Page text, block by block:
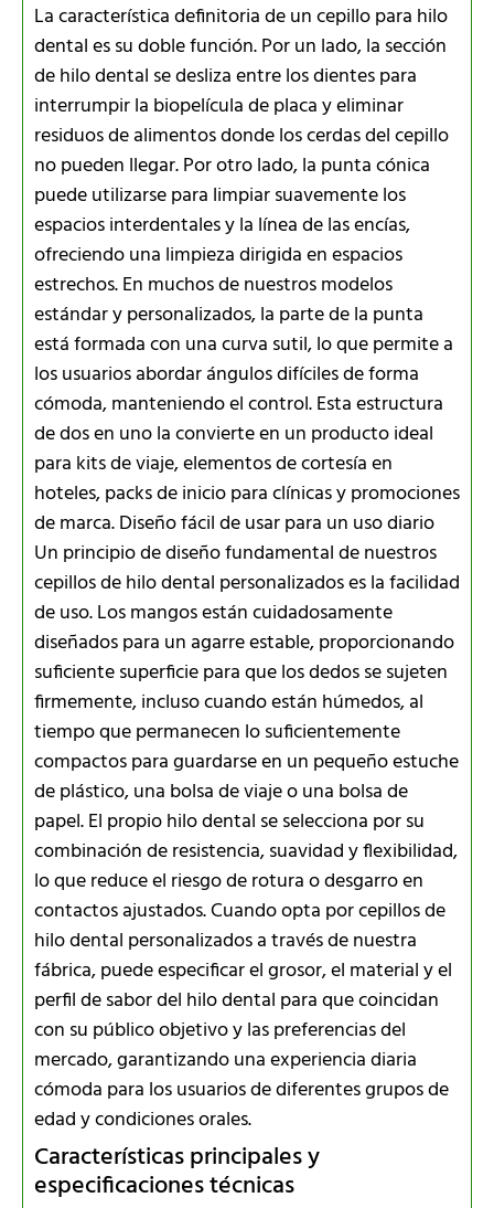
La característica definitoria de un cepillo para hilo
dental es su doble función. Por un lado, la sección
de hilo dental se desliza entre los dientes para
interrumpir la biopelícula de placa y eliminar
residuos de alimentos donde los cerdas del cepillo
no pueden llegar. Por otro lado, la punta cónica
puede utilizarse para limpiar suavemente los
espacios interdentales y la línea de las encías,
ofreciendo una limpieza dirigida en espacios
estrechos. En muchos de nuestros modelos
estándar y personalizados, la parte de la punta
está formada con una curva sutil, lo que permite a
los usuarios abordar ángulos difíciles de forma
cómoda, manteniendo el control. Esta estructura
de dos en uno la convierte en un producto ideal
para kits de viaje, elementos de cortesía en
hoteles, packs de inicio para clínicas y promociones
de marca. Diseño fácil de usar para un uso diario
Un principio de diseño fundamental de nuestros
cepillos de hilo dental personalizados es la facilidad
de uso. Los mangos están cuidadosamente
diseñados para un agarre estable, proporcionando
suficiente superficie para que los dedos se sujeten
firmemente, incluso cuando están húmedos, al
tiempo que permanecen lo suficientemente
compactos para guardarse en un pequeño estuche
de plástico, una bolsa de viaje o una bolsa de
papel. El propio hilo dental se selecciona por su
combinación de resistencia, suavidad y flexibilidad,
lo que reduce el riesgo de rotura o desgarro en
contactos ajustados. Cuando opta por cepillos de
hilo dental personalizados a través de nuestra
fábrica, puede especificar el grosor, el material y el
perfil de sabor del hilo dental para que coincidan
con su público objetivo y las preferencias del
mercado, garantizando una experiencia diaria
cómoda para los usuarios de diferentes grupos de
edad y condiciones orales.
Características principales y
especificaciones técnicas